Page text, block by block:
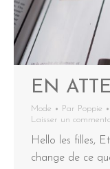
EN
Mode Par Poppie
Laisser un
Hello les filles,
change de ce